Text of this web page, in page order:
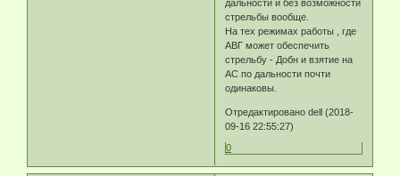
дальности и без возможности
стрельбы вообще.
На тех режимах работы , где
АВГ может обеспечить
стрельбу - Добн и взятие на
АС по дальности почти
одинаковы.
Отредактировано dell (2018-
09-16 22:55:27)
0